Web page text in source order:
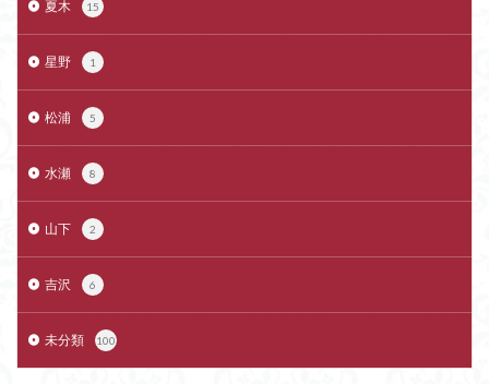
夏木 15
星野 1
松浦 5
水瀬 8
山下 2
吉沢 6
未分類 100